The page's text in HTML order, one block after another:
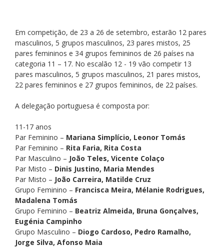
Em competição, de 23 a 26 de setembro, estarão 12 pares
masculinos, 5 grupos masculinos, 23 pares mistos, 25
pares femininos e 34 grupos femininos de 26 países na
categoria 11 – 17. No escalão 12 - 19 vão competir 13
pares masculinos, 5 grupos masculinos, 21 pares mistos,
22 pares femininos e 27 grupos femininos, de 22 países.
A delegação portuguesa é composta por:
11-17 anos
Par Feminino – Mariana Simplício, Leonor Tomás
Par Feminino – Rita Faria, Rita Costa
Par Masculino – João Teles, Vicente Colaço
Par Misto – Dinis Justino, Maria Mendes
Par Misto – João Carreira, Matilde Cruz
Grupo Feminino – Francisca Meira, Mélanie Rodrigues,
Madalena Tomás
Grupo Feminino – Beatriz Almeida, Bruna Gonçalves,
Eugénia Campinho
Grupo Masculino – Diogo Cardoso, Pedro Ramalho,
Jorge Silva, Afonso Maia